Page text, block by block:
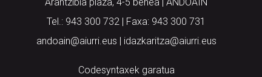
Tel.: 943 300 732 | Faxa: 943 300 731
andoain@aiurri.eus | idazkaritza@aiurri.eus
Codesyntaxek garatua